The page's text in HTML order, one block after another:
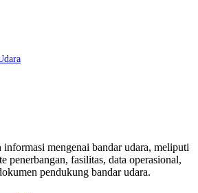
mengenai bandar udara, meliputi
penerbangan, fasilitas, data operasional,
pendukung bandar udara.